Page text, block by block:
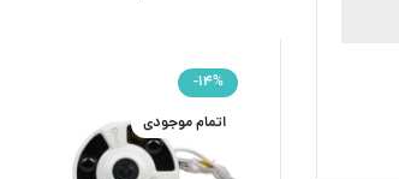
-14%
اتمام موجودی